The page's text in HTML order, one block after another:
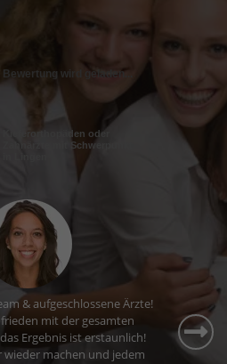
Bewertung wird geladen...
Kieferorthopäden oder
Zahnärzte mit Schwerpunkt
sehr gut aufgehoben. Die
das Personal ist nett und
zu meinem Termin.
Mehr dazu